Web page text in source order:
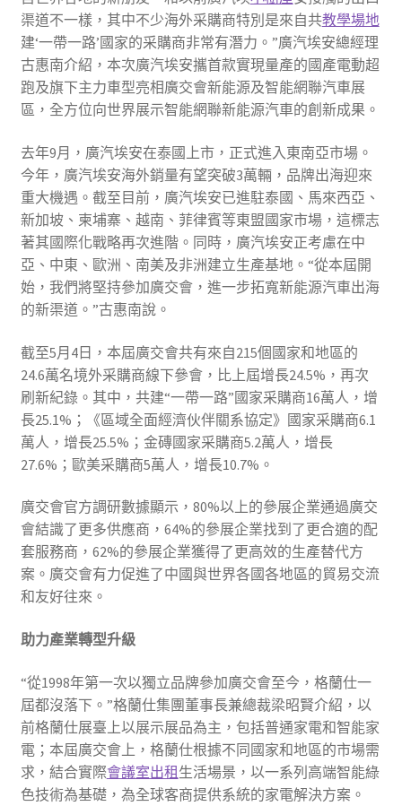
渠道不一樣，其中不少海外采購商特別是來自共教學場地
建‘一帶一路’國家的采購商非常有潛力。”廣汽埃安總經理
古惠南介紹，本次廣汽埃安攜首款實現量產的國產電動超
跑及旗下主力車型亮相廣交會新能源及智能網聯汽車展
區，全方位向世界展示智能網聯新能源汽車的創新成果。
去年9月，廣汽埃安在泰國上市，正式進入東南亞市場。
今年，廣汽埃安海外銷量有望突破3萬輛，品牌出海迎來
重大機遇。截至目前，廣汽埃安已進駐泰國、馬來西亞、
新加坡、柬埔寨、越南、菲律賓等東盟國家市場，這標志
著其國際化戰略再次進階。同時，廣汽埃安正考慮在中
亞、中東、歐洲、南美及非洲建立生產基地。“從本屆開
始，我們將堅持參加廣交會，進一步拓寬新能源汽車出海
的新渠道。”古惠南說。
截至5月4日，本屆廣交會共有來自215個國家和地區的
24.6萬名境外采購商線下參會，比上屆增長24.5%，再次
刷新紀錄。其中，共建“一帶一路”國家采購商16萬人，增
長25.1%；《區域全面經濟伙伴關系協定》國家采購商6.1
萬人，增長25.5%；金磚國家采購商5.2萬人，增長
27.6%；歐美采購商5萬人，增長10.7%。
廣交會官方調研數據顯示，80%以上的參展企業通過廣交
會結識了更多供應商，64%的參展企業找到了更合適的配
套服務商，62%的參展企業獲得了更高效的生產替代方
案。廣交會有力促進了中國與世界各國各地區的貿易交流
和友好往來。
助力產業轉型升級
“從1998年第一次以獨立品牌參加廣交會至今，格蘭仕一
屆都沒落下。”格蘭仕集團董事長兼總裁梁昭賢介紹，以
前格蘭仕展臺上以展示展品為主，包括普通家電和智能家
電；本屆廣交會上，格蘭仕根據不同國家和地區的市場需
求，結合實際會議室出租生活場景，以一系列高端智能綠
色技術為基礎，為全球客商提供系統的家電解決方案。